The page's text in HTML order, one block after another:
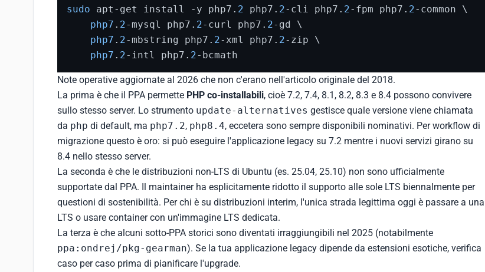
sudo apt-get install -y php7. 2 php7. 2-cli php7. 2-fpm php7. 2-common \
php7 . 2-mysql php7. 2-curl php7. 2-gd \
php7 . 2-mbstring php7. 2-xml php7. 2-zip \
php7 . 2-intl php7. 2-bcmath
Note operative aggiornate al 2026 che non c'erano nell'articolo originale del 2018.
La prima è che il PPA permette PHP co-installabili, cioè 7.2, 7.4, 8.1, 8.2, 8.3 e 8.4 possono convivere
sullo stesso server. Lo strumento update-alternatives gestisce quale versione viene chiamata
da php di default, ma php7.2, php8.4, eccetera sono sempre disponibili nominativi. Per workflow di
migrazione questo è oro: si può eseguire l'applicazione legacy su 7.2 mentre i nuovi servizi girano su
8.4 nello stesso server.
La seconda è che le distribuzioni non-LTS di Ubuntu (es. 25.04, 25.10) non sono ufficialmente
supportate dal PPA. Il maintainer ha esplicitamente ridotto il supporto alle sole LTS biennalmente per
questioni di sostenibilità. Per chi è su distribuzioni interim, l'unica strada legittima oggi è passare a una
LTS o usare container con un'immagine LTS dedicata.
La terza è che alcuni sotto-PPA storici sono diventati irraggiungibili nel 2025 (notabilmente
ppa:ondrej/pkg-gearman). Se la tua applicazione legacy dipende da estensioni esotiche, verifica
caso per caso prima di pianificare l'upgrade.